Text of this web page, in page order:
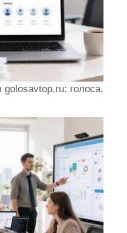
голоса,